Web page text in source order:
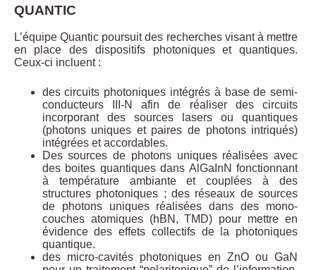
QUANTIC
L’équipe Quantic poursuit des recherches visant à mettre
en place des dispositifs photoniques et quantiques.
Ceux-ci incluent :
des circuits photoniques intégrés à base de semi-
conducteurs III-N afin de réaliser des circuits
incorporant des sources lasers ou quantiques
(photons uniques et paires de photons intriqués)
intégrées et accordables.
Des sources de photons uniques réalisées avec
des boites quantiques dans AlGaInN fonctionnant
à température ambiante et couplées à des
structures photoniques ; des réseaux de sources
de photons uniques réalisées dans des mono-
couches atomiques (hBN, TMD) pour mettre en
évidence des effets collectifs de la photoniques
quantique.
des micro-cavités photoniques en ZnO ou GaN